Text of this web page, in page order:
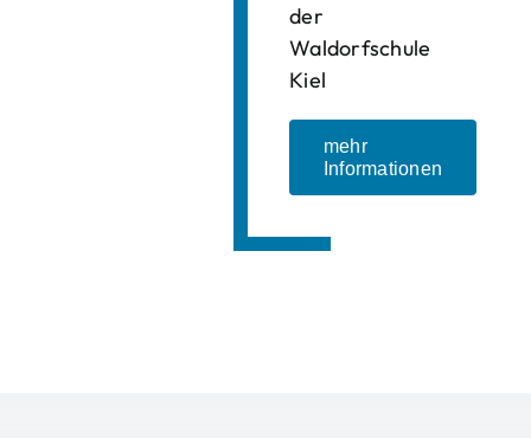
der
Waldorfschule
Kiel
mehr
Informationen